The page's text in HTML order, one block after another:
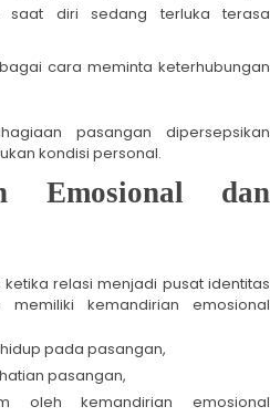
saat diri sedang terluka terasa
cara meminta keterhubungan
pasangan dipersepsikan
kondisi personal.
Emosional dan
relasi menjadi pusat identitas
kemandirian emosional
pada pasangan,
pasangan,
oleh kemandirian emosional